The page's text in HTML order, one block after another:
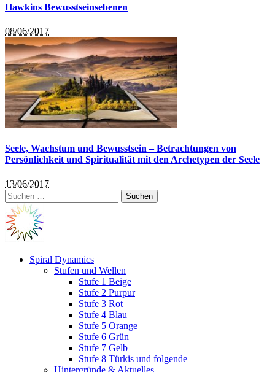
Hawkins Bewusstseinsebenen
08/06/2017
Seele, Wachstum und Bewusstsein – Betrachtungen von
Persönlichkeit und Spiritualität mit den Archetypen der Seele
13/06/2017
Suchen
nach:
Spiral Dynamics
Stufen und Wellen
Stufe 1 Beige
Stufe 2 Purpur
Stufe 3 Rot
Stufe 4 Blau
Stufe 5 Orange
Stufe 6 Grün
Stufe 7 Gelb
Stufe 8 Türkis und folgende
Hintergründe & Aktuelles